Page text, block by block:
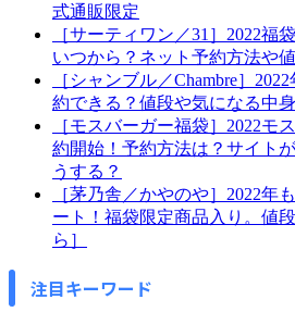
式通販限定
［サーティワン／31］2022福
いつから？ネット予約方法や
［シャンブル／Chambre］
約できる？値段や気になる中
［モスバーガー福袋］2022モ
約開始！予約方法は？サイト
うする？
［茅乃舎／かやのや］2022年
ート！福袋限定商品入り。値
ら］
注目キーワード